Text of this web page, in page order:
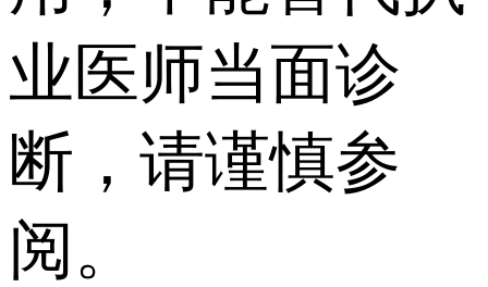
业医师当面诊
断，请谨慎参
阅。